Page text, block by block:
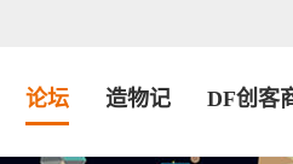
论坛 造物记 DF创客